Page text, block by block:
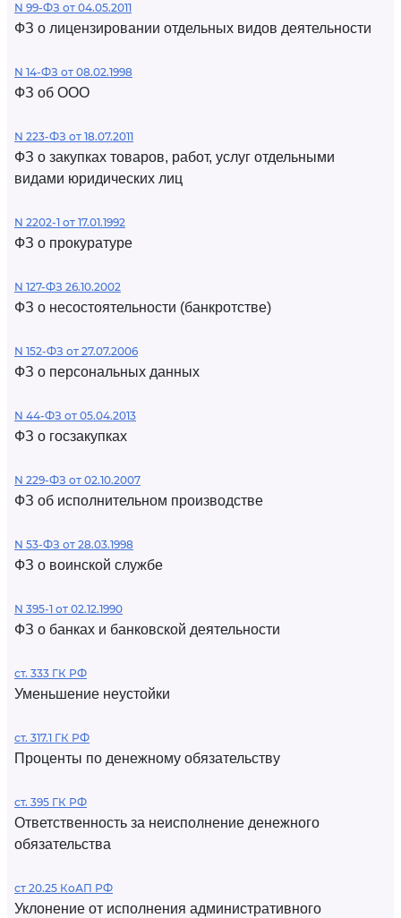
N 99-ФЗ от 04.05.2011
ФЗ о лицензировании отдельных видов деятельности
N 14-ФЗ от 08.02.1998
ФЗ об ООО
N 223-ФЗ от 18.07.2011
ФЗ о закупках товаров, работ, услуг отдельными
видами юридических лиц
N 2202-1 от 17.01.1992
ФЗ о прокуратуре
N 127-ФЗ 26.10.2002
ФЗ о несостоятельности (банкротстве)
N 152-ФЗ от 27.07.2006
ФЗ о персональных данных
N 44-ФЗ от 05.04.2013
ФЗ о госзакупках
N 229-ФЗ от 02.10.2007
ФЗ об исполнительном производстве
N 53-ФЗ от 28.03.1998
ФЗ о воинской службе
N 395-1 от 02.12.1990
ФЗ о банках и банковской деятельности
ст. 333 ГК РФ
Уменьшение неустойки
ст. 317.1 ГК РФ
Проценты по денежному обязательству
ст. 395 ГК РФ
Ответственность за неисполнение денежного
обязательства
ст 20.25 КоАП РФ
Уклонение от исполнения административного